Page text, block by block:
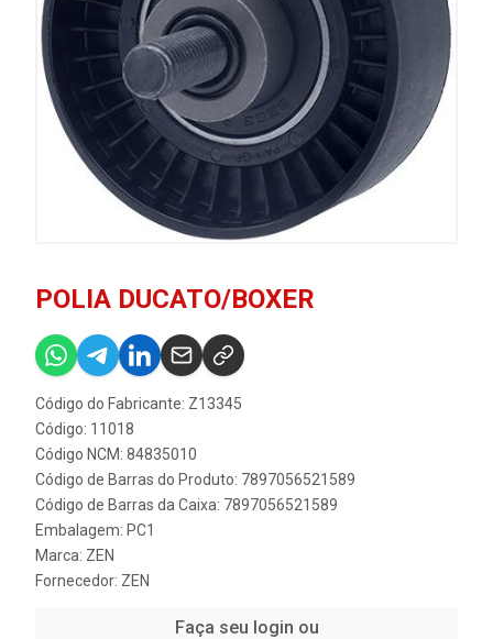
POLIA DUCATO/BOXER
Código do Fabricante: Z13345
Código: 11018
Código NCM: 84835010
Código de Barras do Produto: 7897056521589
Código de Barras da Caixa: 7897056521589
Embalagem: PC1
Marca: ZEN
Fornecedor: ZEN
Faça seu login ou